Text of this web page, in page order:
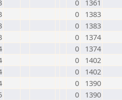
0
1361
0
1383
0
1383
0
1374
0
1374
0
1402
0
1402
0
1390
0
1390